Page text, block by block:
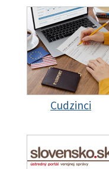
Cudzinci